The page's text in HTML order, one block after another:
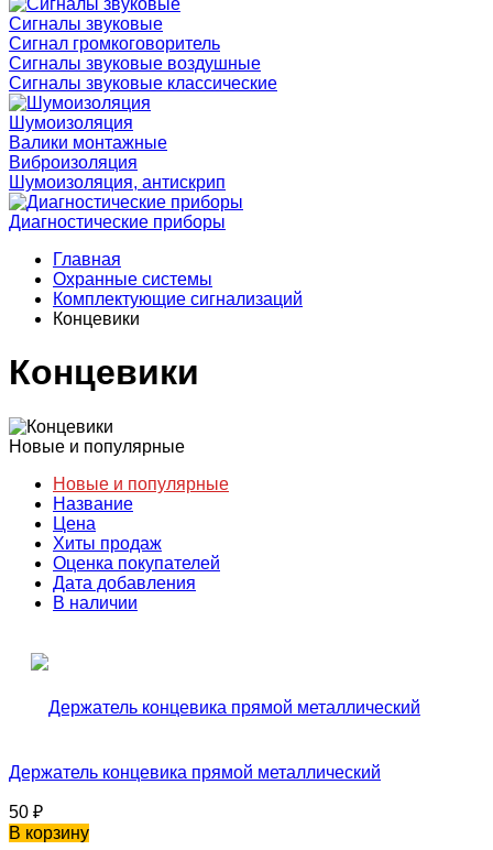
Сигналы звуковые
Сигнал громкоговоритель
Сигналы звуковые воздушные
Сигналы звуковые классические
Шумоизоляция
Валики монтажные
Виброизоляция
Шумоизоляция, антискрип
Диагностические приборы
Главная
Охранные системы
Комплектующие сигнализаций
Концевики
Концевики
Новые и популярные
Новые и популярные
Название
Цена
Хиты продаж
Оценка покупателей
Дата добавления
В наличии
Держатель концевика прямой металлический
50 ₽
В корзину